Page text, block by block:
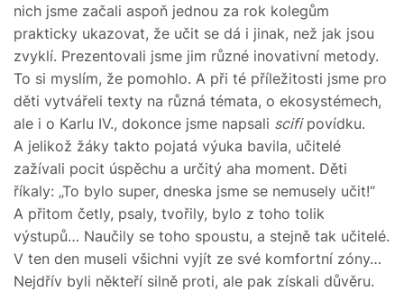
nich jsme začali aspoň jednou za rok kolegům
prakticky ukazovat, že učit se dá i jinak, než jak jsou
zvyklí. Prezentovali jsme jim různé inovativní metody.
To si myslím, že pomohlo. A při té příležitosti jsme pro
děti vytvářeli texty na různá témata, o ekosystémech,
ale i o Karlu IV., dokonce jsme napsali scifipovídku.
A jelikož žáky takto pojatá výuka bavila, učitelé
zažívali pocit úspěchu a určitý aha moment. Děti
říkaly: „To bylo super, dneska jsme se nemusely učit!“
A přitom četly, psaly, tvořily, bylo z toho tolik
výstupů… Naučily se toho spoustu, a stejně tak učitelé.
V ten den museli všichni vyjít ze své komfortní zóny…
Nejdřív byli někteří silně proti, ale pak získali důvěru.